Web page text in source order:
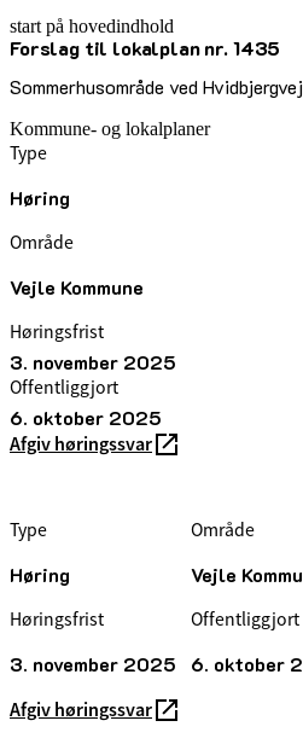
start på hovedindhold
Forslag til lokalplan nr. 1435
Sommerhusområde ved
senest opdateret 4. november 2025
Kommune- og lokalplaner
Type
Høring
Område
Vejle Kommune
Høringsfrist
3. november 2025
Offentliggjort
6. oktober 2025
Afgiv høringssvar
Type
Høring
Område
Vejle
Høringsfrist
3. november 2025
Offentliggjort
6. oktober
Afgiv høringssvar